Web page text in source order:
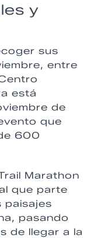
y
sus
entre
está
de
que
600
Marathon
que parte
paisajes
pasando
de llegar a la